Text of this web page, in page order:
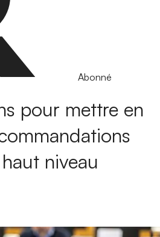
Abonné
pour mettre en
niveau